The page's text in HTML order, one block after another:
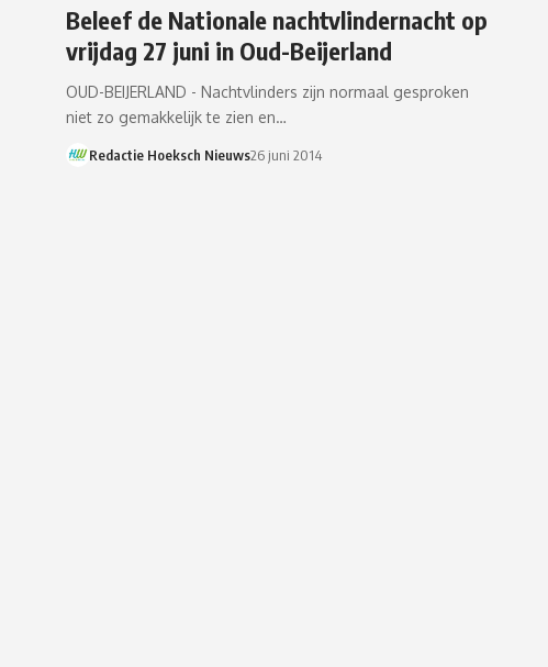
Beleef de Nationale nachtvlindernacht op
vrijdag 27 juni in Oud-Beijerland
OUD-BEIJERLAND - Nachtvlinders zijn normaal gesproken
niet zo gemakkelijk te zien en…
Redactie Hoeksch Nieuws26 juni 2014